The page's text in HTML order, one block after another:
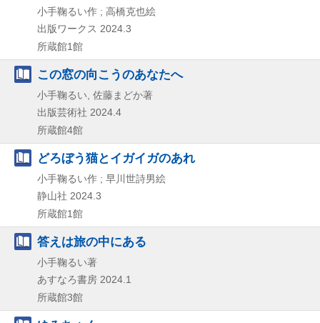
小手鞠るい作 ; 高橋克也絵
出版ワークス 2024.3
所蔵館1館
この窓の向こうのあなたへ
小手鞠るい, 佐藤まどか著
出版芸術社 2024.4
所蔵館4館
どろぼう猫とイガイガのあれ
小手鞠るい作 ; 早川世詩男絵
静山社 2024.3
所蔵館1館
答えは旅の中にある
小手鞠るい著
あすなろ書房 2024.1
所蔵館3館